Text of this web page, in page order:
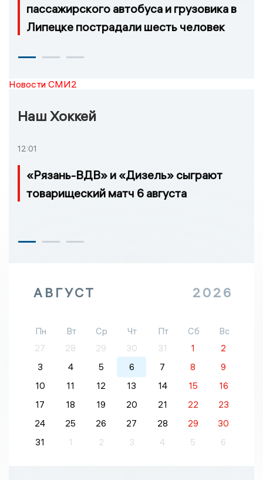
пассажирского автобуса и грузовика в
Липецке пострадали шесть человек
Новости СМИ2
Наш Хоккей
12:01
«Рязань-ВДВ» и «Дизель» сыграют
товарищеский матч 6 августа
АВГУСТ 2026
Пн Вт Ср Чт Пт Сб
Вс
27
28 29 30 31 1
2
3
4 5 6 7 8
9
10
11 12 13 14 15
16
17
18 19 20 21 22
23
24
25 26 27 28 29
30
31
1 2 3 4 5 6